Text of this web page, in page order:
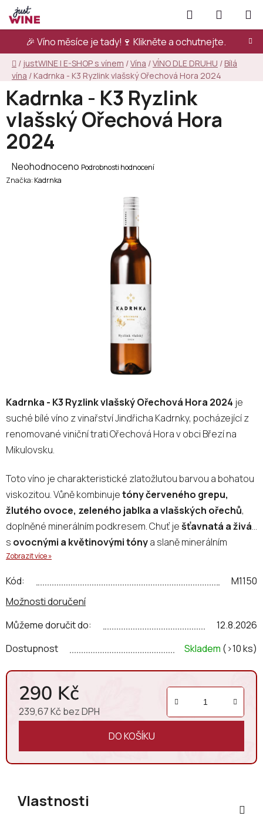
Přejít
na
obsah
🎉 Víno měsíce je tady!🍷 Klikněte a ochutnejte.
Hledat
KOŠÍK
Domů
/ justWINE | E-SHOP s vínem /Vína /VÍNO DLE DRUHU / Bílá
vína / Kadrnka - K3 Ryzlink vlašský Ořechová Hora 2024
Kadrnka - K3 Ryzlink vlašský Ořechová Hora 2024 je
suché bílé víno z vinařství Jindřicha Kadrnky, pocházející z
renomované viniční trati Ořechová Hora v obci Březí na
Mikulovsku.
Toto víno je charakteristické zlatožlutou barvou a bohatou
viskozitou. Vůně kombinujetóny červeného grepu,
žlutého ovoce, zeleného jablka a vlašských ořechů,
doplněné minerálním podkresem. Chuť ješťavnatá a živá,
s ovocnými a květinovými tónya slaně minerálním
závěrem, typickým pro terroir Dunajovských kopců.
Zobrazit více »
Dostupnost Skladem (>10 ks)
Můžeme doručit do: 12.8.2026
Možnosti doručení
Kód: M1150
290 Kč
239,67 Kč bez DPH
DO KOŠÍKU
Kadrnka - K3 Ryzlink
vlašský Ořechová Hora
2024
Průměrné
hodnocení
Neohodnoceno Podrobnosti hodnocení
Značka: Kadrnka
Vlastnosti